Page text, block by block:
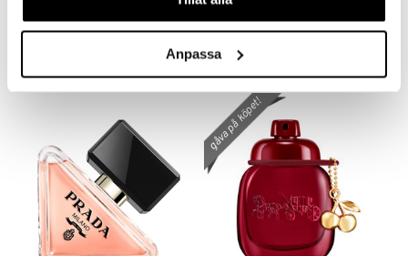
Anpassa399
gåva på köpet!